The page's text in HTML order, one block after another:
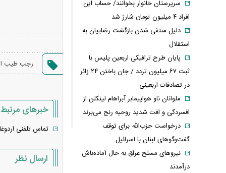
رجب طیب
خبرهای مرتبط
تماس تلفنی
ارسال نظر
سرپرستان خانوار بخوانند/ حساب این
افراد ۴ میلیون تومان شارژ شد
دلیل منتفی شدن بازگشت رضاییان به
استقلال
پایان طرح ترافیکی اربعین پلیس با
ثبت ۶۷ میلیون تردد / جان باختن ۲۴ زائر
در تصادفات اربعینی
ملوانان ناو هواپیمابر آبراهام لینکلن از
افسردگی و افت شدید روحیه رنج می‌برند
درخواست حزب‌الله برای توقف
گفت‌وگوهای لبنان با اسرائیل
نیروهای مسلح عراق به حال آماده‌باش
درآمدند